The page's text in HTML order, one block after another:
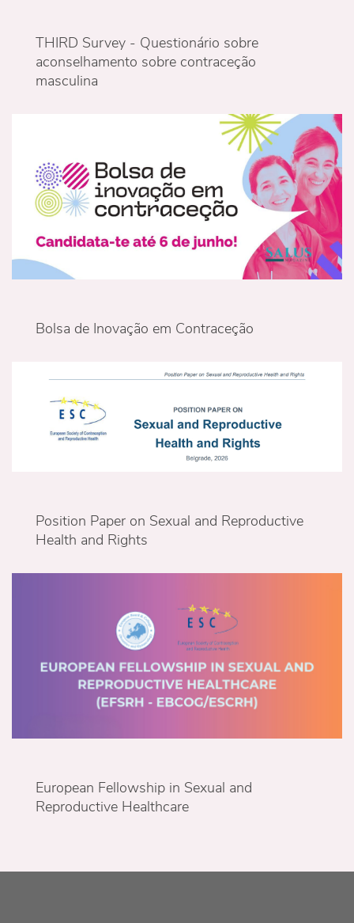
THIRD Survey - Questionário sobre
aconselhamento sobre contraceção
masculina
Bolsa de Inovação em Contraceção
Position Paper on Sexual and Reproductive
Health and Rights
European Fellowship in Sexual and
Reproductive Healthcare